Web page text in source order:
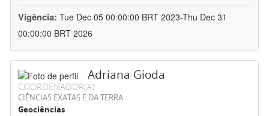
Vigência: Tue Dec 05 00:00:00 BRT 2023-Thu Dec 31
00:00:00 BRT 2026
Adriana Gioda
COORDENADOR(A)
CIÊNCIAS EXATAS E DA TERRA
Geociências